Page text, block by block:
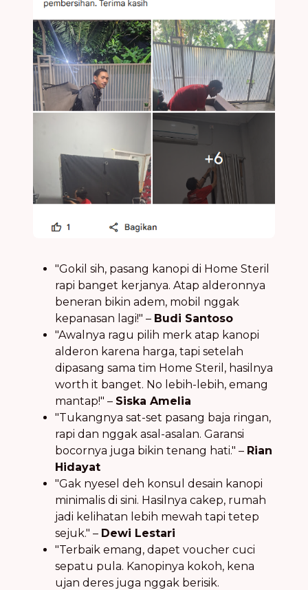
"Gokil sih, pasang kanopi di Home Steril
rapi banget kerjanya. Atap alderonnya
beneran bikin adem, mobil nggak
kepanasan lagi!" – Budi Santoso
"Awalnya ragu pilih merk atap kanopi
alderon karena harga, tapi setelah
dipasang sama tim Home Steril, hasilnya
worth it banget. No lebih-lebih, emang
mantap!" – Siska Amelia
"Tukangnya sat-set pasang baja ringan,
rapi dan nggak asal-asalan. Garansi
bocornya juga bikin tenang hati." – Rian
Hidayat
"Gak nyesel deh konsul desain kanopi
minimalis di sini. Hasilnya cakep, rumah
jadi kelihatan lebih mewah tapi tetep
sejuk." – Dewi Lestari
"Terbaik emang, dapet voucher cuci
sepatu pula. Kanopinya kokoh, kena
ujan deres juga nggak berisik.